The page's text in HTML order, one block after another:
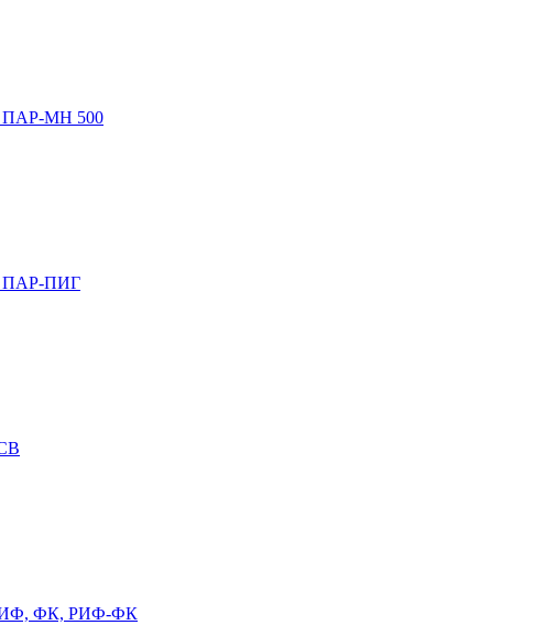
ПАР-МН 500
ПАР-ПИГ
ФК, РИФ-ФК